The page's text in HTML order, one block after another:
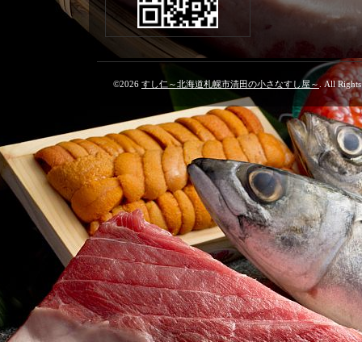
©2026 すし仁～北海道札幌市清田の小さなすし屋～ . All